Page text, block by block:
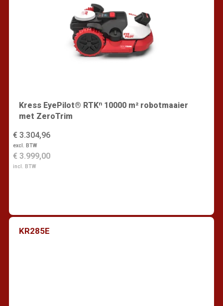
Kress EyePilot® RTKⁿ 10000 m² robotmaaier
met ZeroTrim
€ 3.304,96
excl. BTW
€ 3.999,00
incl. BTW
KR285E